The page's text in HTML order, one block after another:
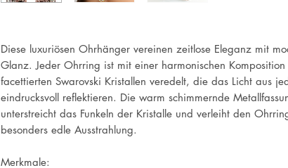
Diese luxuriösen Ohrhänger vereinen zeitlose Eleganz mit
Glanz. Jeder Ohrring ist mit einer harmonischen Komposition
facettierten Swarovski Kristallen veredelt, die das Licht aus
eindrucksvoll reflektieren. Die warm schimmernde
unterstreicht das Funkeln der Kristalle und verleiht den
besonders edle Ausstrahlung.
Merkmale: